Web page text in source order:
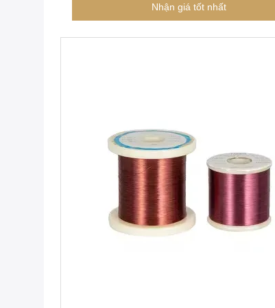
Nhận giá tốt nhất